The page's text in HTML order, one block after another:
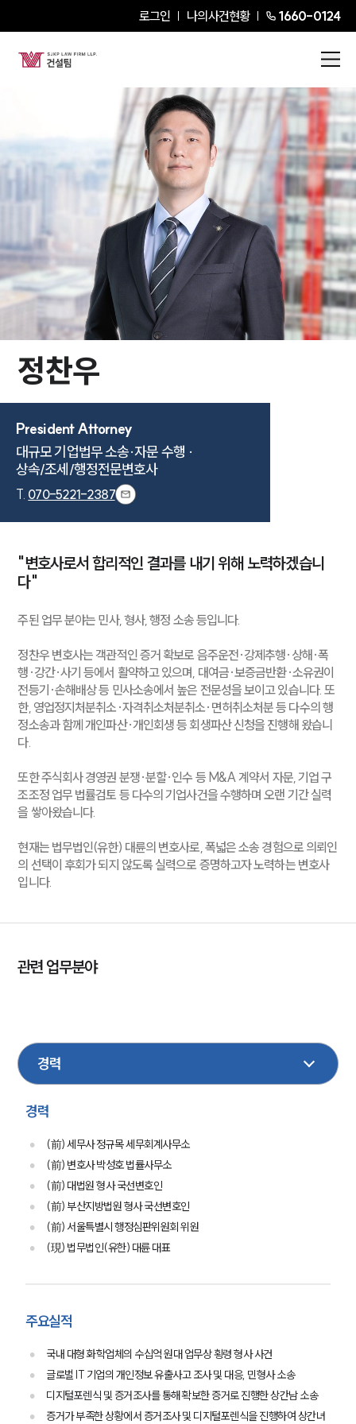
로그인 나의사건현황 1660-0124
글로벌 파트너 로펌
고객의 소리
통합검색
AI대륜
정찬우President Attorney
정찬우
President Attorney
대규모 기업법무 소송·자문 수행 ·
상속/조세/행정전문변호사
T. 070-5221-2387
"변호사로서 합리적인 결과를 내기 위해 노력하겠습니
다"
주된 업무 분야는 민사, 형사, 행정 소송 등입니다.
정찬우 변호사는 객관적인 증거 확보로 음주운전·강제추행·상해·폭
행·강간·사기 등에서 활약하고 있으며, 대여금·보증금반환·소유권이
전등기·손해배상 등 민사소송에서 높은 전문성을 보이고 있습니다. 또
한, 영업정지처분취소·자격취소처분취소·면허취소처분 등 다수의 행
정소송과 함께 개인파산·개인회생 등 회생파산 신청을 진행해 왔습니
다.
또한 주식회사 경영권 분쟁·분할·인수 등 M&A 계약서 자문, 기업 구
조조정 업무 법률검토 등 다수의 기업사건을 수행하며 오랜 기간 실력
을 쌓아왔습니다.
현재는 법무법인(유한) 대륜의 변호사로, 폭넓은 소송 경험으로 의뢰인
의 선택이 후회가 되지 않도록 실력으로 증명하고자 노력하는 변호사
입니다.
관련 업무분야
회생파산
경력
(前) 세무사 정규목 세무회계사무소
(前) 변호사 박성호 법률사무소
(前) 대법원 형사 국선변호인
(前) 부산지방법원 형사 국선변호인
(前) 서울특별시 행정심판위원회 위원
(現) 법무법인(유한) 대륜 대표
주요실적
국내 대형 화학업체의 수십억 원대 업무상 횡령 형사 사건
글로벌 IT 기업의 개인정보 유출사고 조사 및 대응, 민형사 소송
디지털포렌식 및 증거조사를 통해 확보한 증거로 진행한 상간남 소송
증거가 부족한 상황에서 증거조사 및 디지털포렌식을 진행하여 상간녀